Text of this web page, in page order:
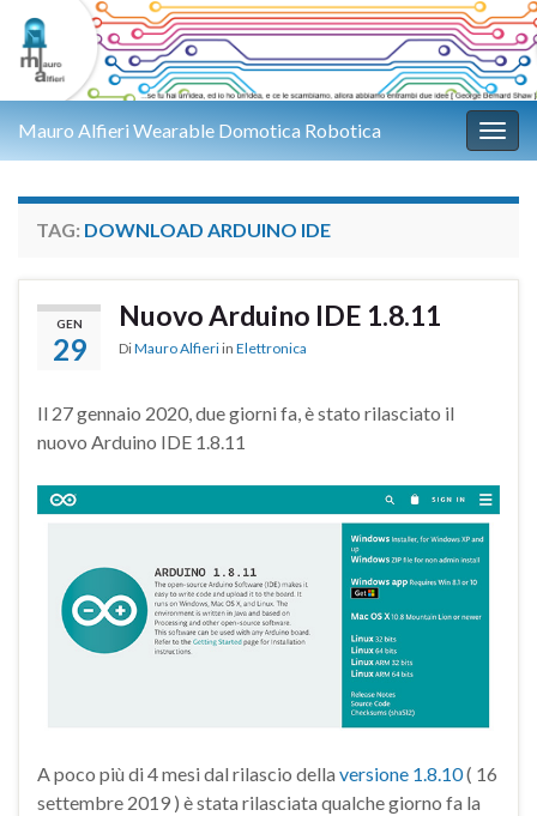
Mauro Alfieri Wearable Domotica Robotica
TAG: DOWNLOAD ARDUINO IDE
GEN
29
Nuovo Arduino IDE 1.8.11
DiMauro Alfieri in Elettronica
Il 27 gennaio 2020, due giorni fa, è stato rilasciato il
nuovo Arduino IDE 1.8.11
A poco più di 4 mesi dal rilascio della versione 1.8.10( 16
settembre 2019 ) è stata rilasciata qualche giorno fa la